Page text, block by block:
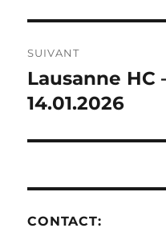
SUIVANT
Publication
suivante :
Lausanne HC
14.01.2026
CONTACT: